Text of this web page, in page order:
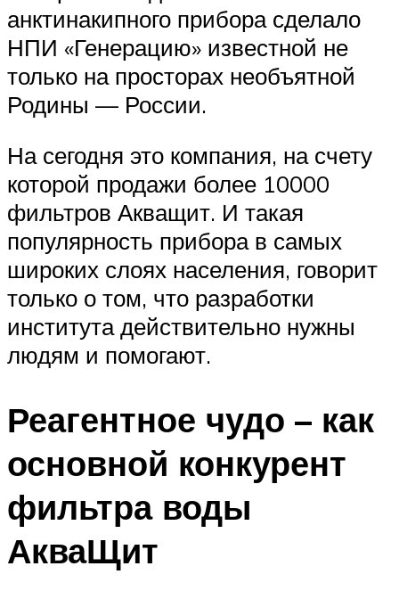
анктинакипного прибора сделало
НПИ «Генерацию» известной не
только на просторах необъятной
Родины — России.
На сегодня это компания, на счету
которой продажи более 10000
фильтров Акващит. И такая
популярность прибора в самых
широких слоях населения, говорит
только о том, что разработки
института действительно нужны
людям и помогают.
Реагентное чудо – как
основной конкурент
фильтра воды
АкваЩит